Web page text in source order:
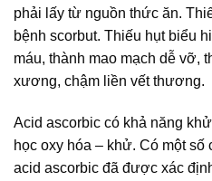
phải lấy từ nguồn thức ăn.
bệnh scorbut. Thiếu hụt biểu
máu, thành mao mạch dễ vỡ,
xương, chậm liền vết thương.
Acid ascorbic có khả năng
học oxy hóa – khử. Có một
acid ascorbic đã được xác